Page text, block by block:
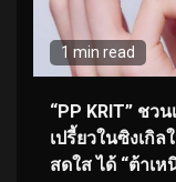
1 min read
“PP KRIT” ช
เปรี้ยวในซิงเกิล
สดใส ได้ “ต้าเ